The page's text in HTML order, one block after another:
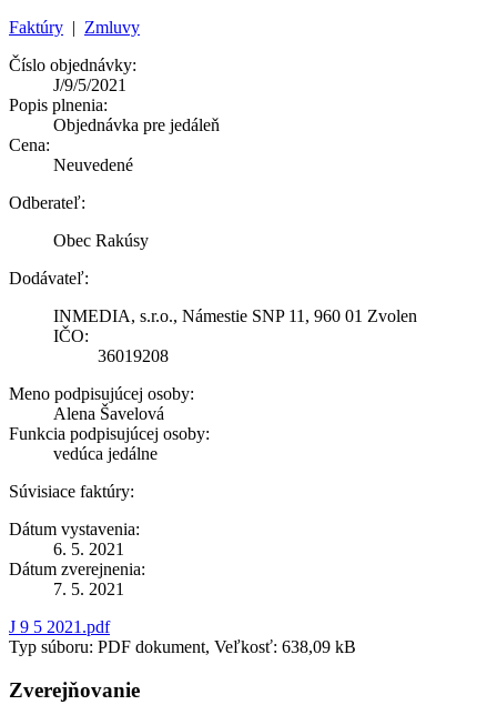
Faktúry | Zmluvy
Číslo objednávky:
J/9/5/2021
Popis plnenia:
Objednávka pre jedáleň
Cena:
Neuvedené
Odberateľ:
Obec Rakúsy
Dodávateľ:
INMEDIA, s.r.o., Námestie SNP 11, 960 01 Zvolen
IČO:
36019208
Meno podpisujúcej osoby:
Alena Šavelová
Funkcia podpisujúcej osoby:
vedúca jedálne
Súvisiace faktúry:
Dátum vystavenia:
6. 5. 2021
Dátum zverejnenia:
7. 5. 2021
J 9 5 2021.pdf
Typ súboru: PDF dokument, Veľkosť: 638,09 kB
Zverejňovanie